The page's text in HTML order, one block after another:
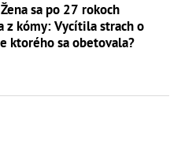
sa po 27 rokoch
z kómy: Vycítila strach o
ktorého sa obetovala?